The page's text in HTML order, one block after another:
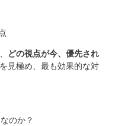
どの視点が今、優先され
を見極め、最も効果的な対
のか？